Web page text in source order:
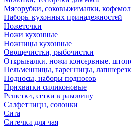
Мясорубки, соковыжималки,
Наборы кухонных принадежностей
Ножеточки
Ножи кухонные
Ножницы кухонные
Овощечистки, рыбочистки
Открывалки, ножи консервные,
Пельменницы, варенницы,
Подносы, наборы подносов
Прихватки силиконовые
Решетки, сетки в раковину
Салфетницы, солонки
Сита
Ситечки для чая